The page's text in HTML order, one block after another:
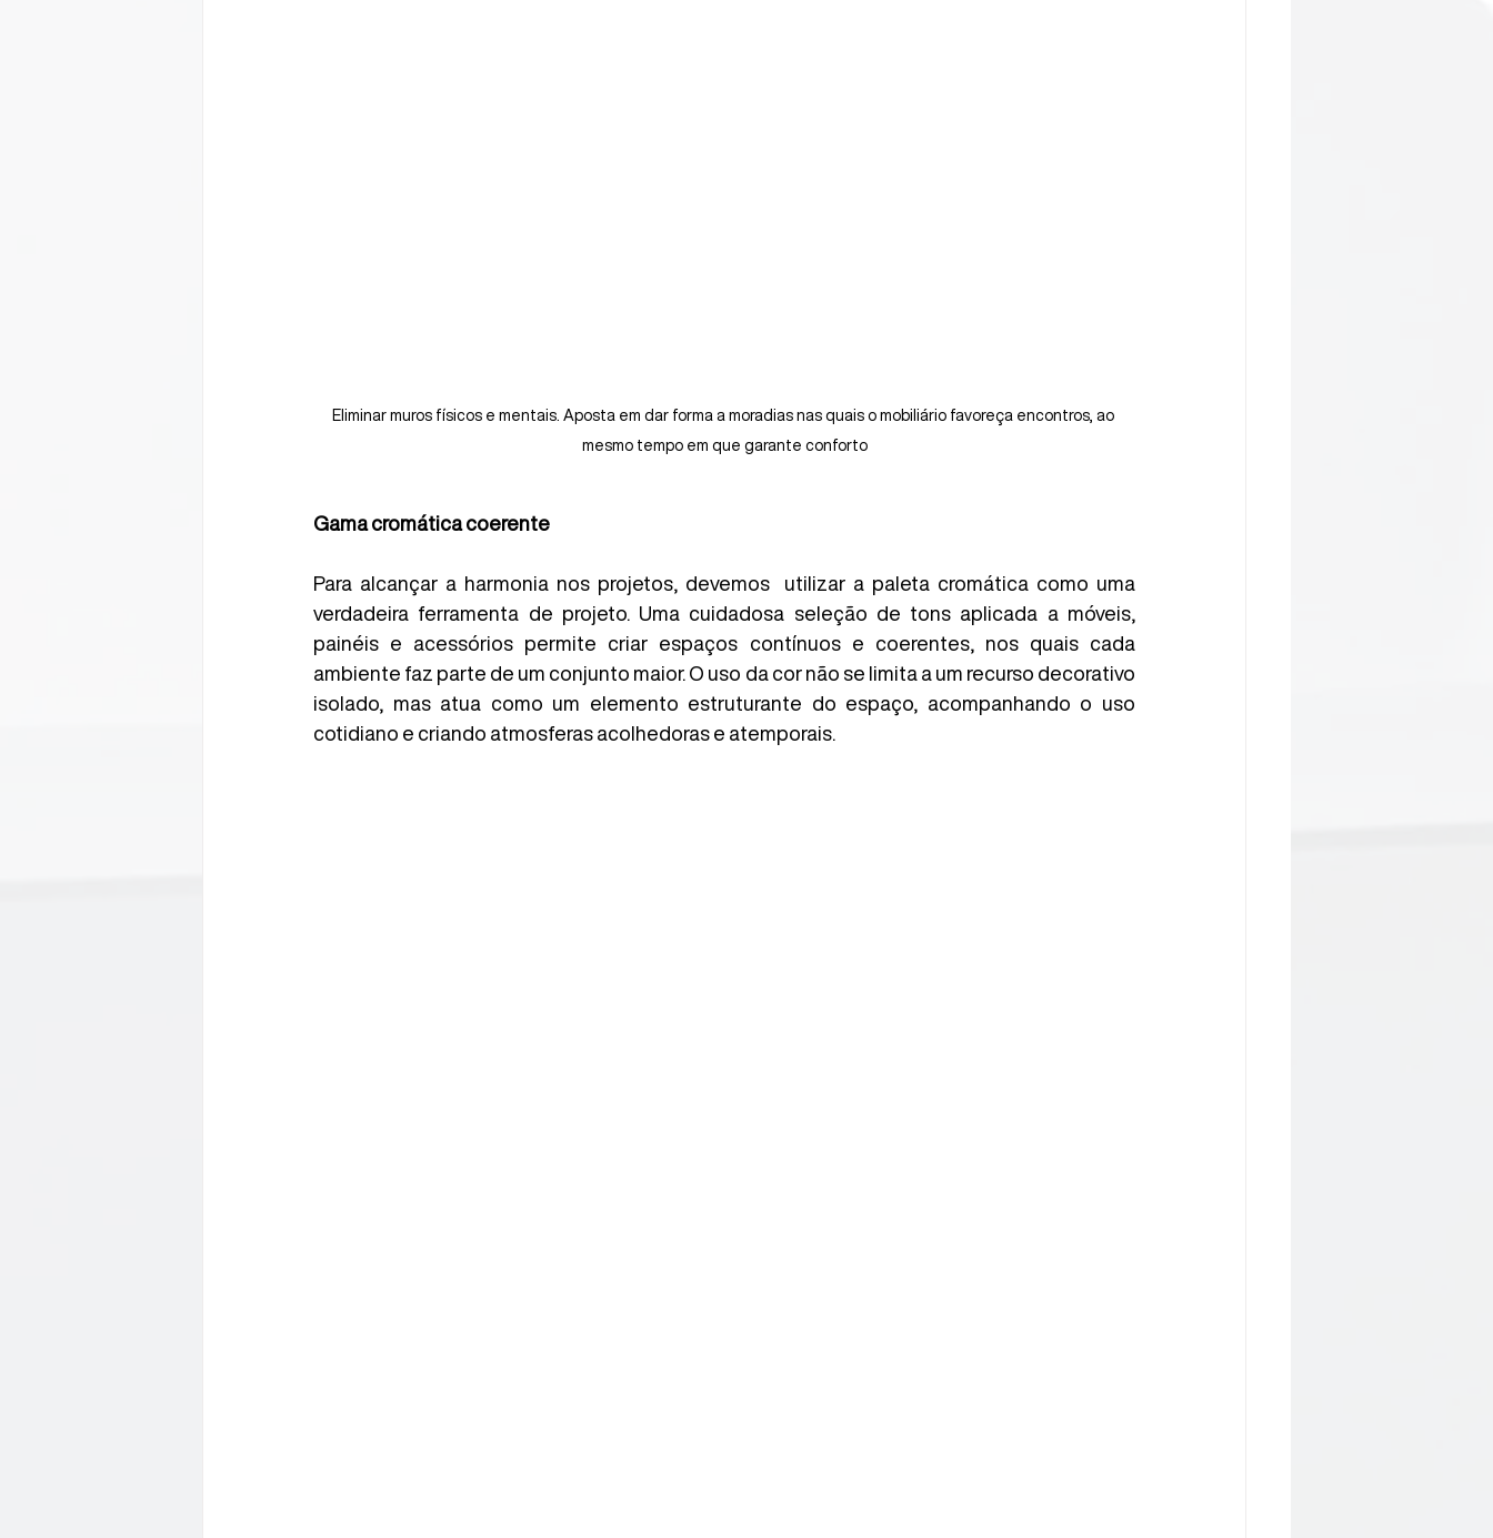
Eliminar muros físicos e mentais. Aposta em dar forma a moradias nas quais o mobiliário favoreça encontros, ao
mesmo tempo em que garante conforto
Gama cromática coerente
Para alcançar a harmonia nos projetos, devemos  utilizar a paleta cromática como uma
verdadeira ferramenta de projeto. Uma cuidadosa seleção de tons aplicada a móveis,
painéis e acessórios permite criar espaços contínuos e coerentes, nos quais cada
ambiente faz parte de um conjunto maior. O uso da cor não se limita a um recurso decorativo
isolado, mas atua como um elemento estruturante do espaço, acompanhando o uso
cotidiano e criando atmosferas acolhedoras e atemporais.